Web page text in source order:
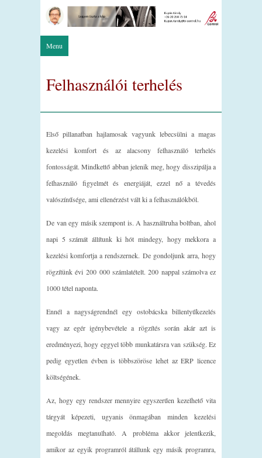
Menu
Felhasználói terhelés
Első pillanatban hajlamosak vagyunk lebecsülni a magas
kezelési komfort és az alacsony felhasználó terhelés
fontosságát. Mindkettő abban jelenik meg, hogy disszipálja a
felhasználó figyelmét és energiáját, ezzel nő a tévedés
valószínűsége, ami ellenérzést vált ki a felhasználókból.
De van egy másik szempont is. A használtruha boltban, ahol
napi 5 számát állítunk ki hót mindegy, hogy mekkora a
kezelési komfortja a rendszernek. De gondoljunk arra, hogy
rögzítünk évi 200 000 számlatételt. 200 nappal számolva ez
1000 tétel naponta.
Ennél a nagyságrendnél egy ostobácska billentyűkezelés
vagy az egér igénybevétele a rögzítés során akár azt is
eredményezi, hogy eggyel több munkatársra van szükség. Ez
pedig egyetlen évben is többszöröse lehet az ERP licence
költségének.
Az, hogy egy rendszer mennyire egyszerűen kezelhető vita
tárgyát képezeti, ugyanis önmagában minden kezelési
megoldás megtanulható. A probléma akkor jelentkezik,
amikor az egyik programról átállunk egy másik programra,